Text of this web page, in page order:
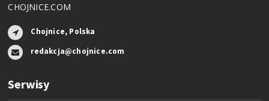
CHOJNICE.COM
Chojnice, Polska
redakcja@chojnice.com
Serwisy